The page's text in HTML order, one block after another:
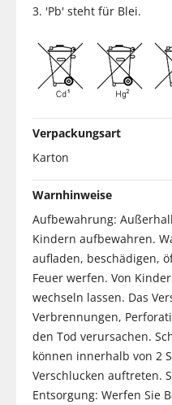
3. 'Pb' steht für Blei.
Verpackungsart
Karton
Warnhinweise
Aufbewahrung:
Kindern aufbewahren.
aufladen, beschädigen,
Feuer werfen. Von
wechseln lassen. Das
Verbrennungen,
den Tod verursachen.
können innerhalb von 2
Verschlucken auftreten.
Entsorgung: Werfen Sie